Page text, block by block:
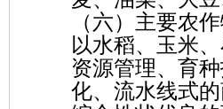
（六）主要农
以水稻、玉米
资源管理、育
化、流水线式